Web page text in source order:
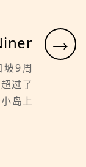
→
9周
过了
岛上